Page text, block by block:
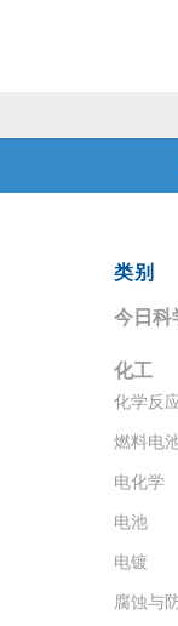
类别
今日科
化工
化学反
燃料电
电化学
电池
电镀
腐蚀与